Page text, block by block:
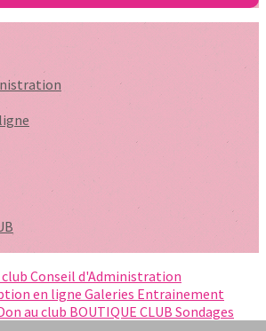
club Conseil d'Administration
en ligne Galeries Entrainement
au club BOUTIQUE CLUB Sondages